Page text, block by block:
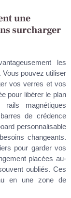
une
surcharger
les
Vous pouvez utiliser
vos verres et vos
pour libérer le plan
magnétiques
de crédence
personnalisable
changeants.
pour garder vos
placées au-
oubliés. Ces
en une zone de